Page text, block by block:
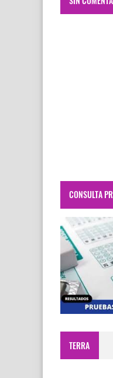
CONSULTA
TERRA